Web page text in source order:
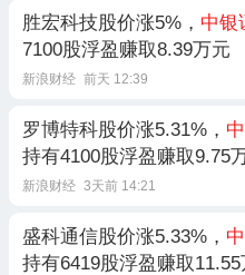
胜宏科技股价涨5%， 中银
7100股浮盈赚取8.39万元
新浪财经 前天 12:39
罗博特科股价涨5.31%，
持有4100股浮盈赚取9.75
新浪财经 3天前 14:21
盛科通信股价涨5.33%，
持有6419股浮盈赚取11.55